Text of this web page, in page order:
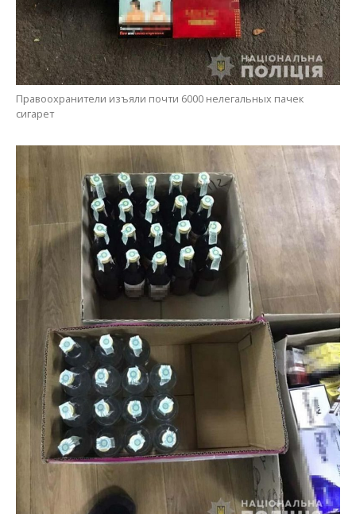
Правоохранители изъяли почти 6000 нелегальных пачек
сигарет